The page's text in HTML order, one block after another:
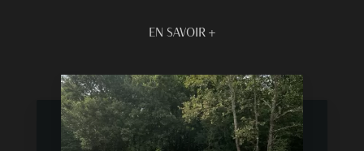
EN SAVOIR +